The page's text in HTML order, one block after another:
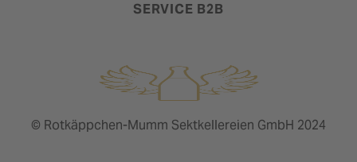
SERVICE B2B
© Rotkäppchen-Mumm Sektkellereien GmbH 2024